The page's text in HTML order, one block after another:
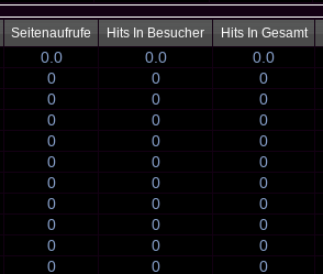
Seitenaufrufe Hits In Besucher Hits In Gesamt
0.0 0.0 0.0
0 0 0
0 0 0
0 0 0
0 0 0
0 0 0
0 0 0
0 0 0
0 0 0
0 0 0
0 0 0